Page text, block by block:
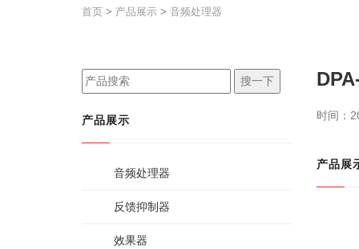
首页 > 产品展示 > 音频处理器
搜一下
产品展示
音频处理器
反馈抑制器
效果器
时间：
产品展